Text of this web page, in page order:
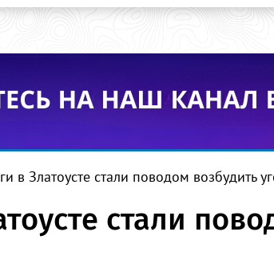
в Златоусте стали поводом возбудить
стали